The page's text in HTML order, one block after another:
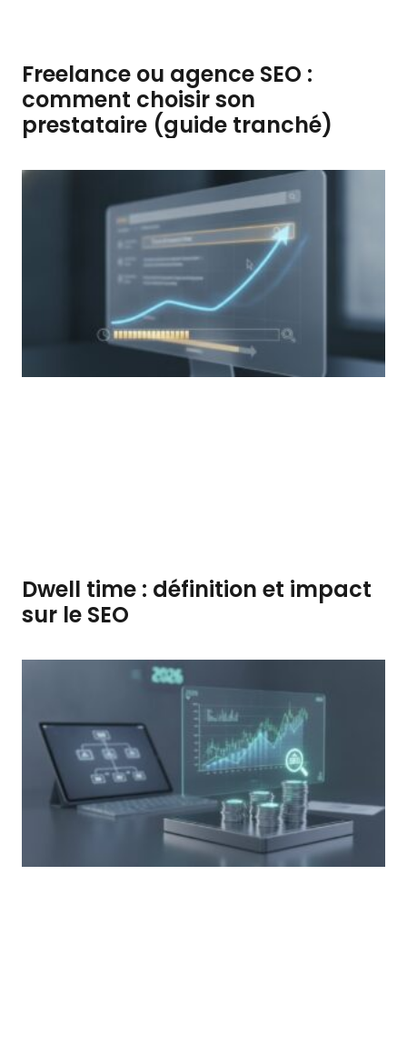
Freelance ou agence SEO :
comment choisir son
prestataire (guide tranché)
Dwell time : définition et impact
sur le SEO